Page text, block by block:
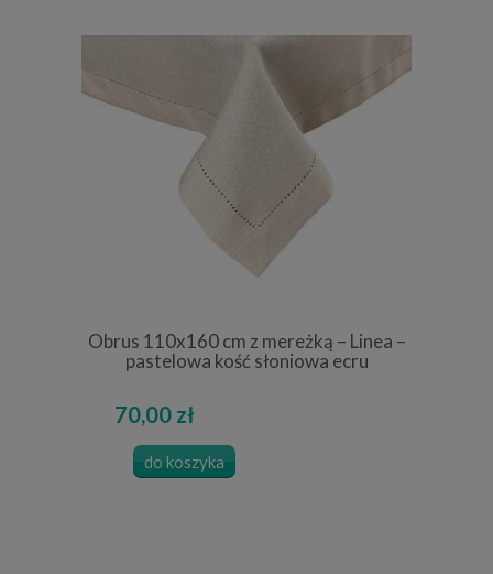
Obrus 110x160 cm z mereżką – Linea –
pastelowa kość słoniowa ecru
70,00 zł
do koszyka